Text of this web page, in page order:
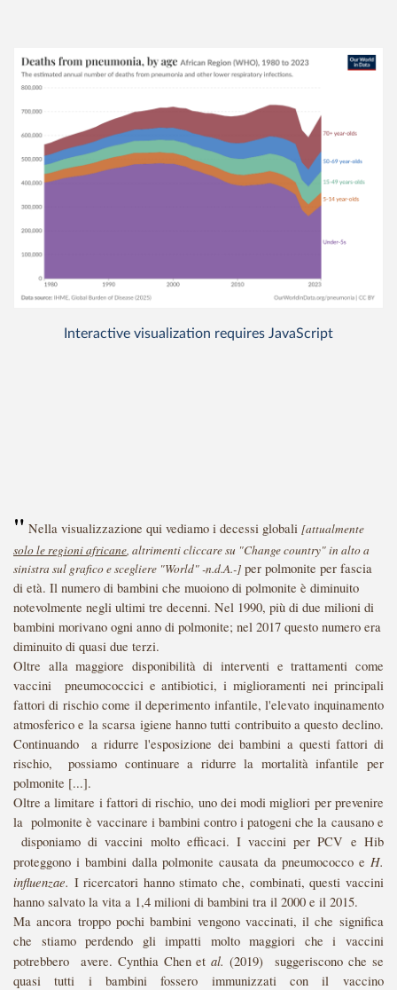
" Nella visualizzazione qui vediamo i decessi globali [attualmente
solo le regioni africane, altrimenti cliccare su "Change country" in alto a
sinistra sul grafico e scegliere "World" -n.d.A.-] per polmonite per fascia
di età. Il numero di bambini che muoiono di polmonite è diminuito
notevolmente negli ultimi tre decenni. Nel 1990, più di due milioni di
bambini morivano ogni anno di polmonite; nel 2017 questo numero era
diminuito di quasi due terzi.
Oltre alla maggiore disponibilità di interventi e trattamenti come
vaccini pneumococcici e antibiotici, i miglioramenti nei principali
fattori di rischio come il deperimento infantile, l'elevato inquinamento
atmosferico e la scarsa igiene hanno tutti contribuito a questo declino.
Continuando a ridurre l'esposizione dei bambini a questi fattori di
rischio, possiamo continuare a ridurre la mortalità infantile per
polmonite [...].
Oltre a limitare i fattori di rischio, uno dei modi migliori per prevenire
la polmonite è vaccinare i bambini contro i patogeni che la causano e
disponiamo di vaccini molto efficaci. I vaccini per PCV e Hib
proteggono i bambini dalla polmonite causata da pneumococco e H.
influenzae. I ricercatori hanno stimato che, combinati, questi vaccini
hanno salvato la vita a 1,4 milioni di bambini tra il 2000 e il 2015.
Ma ancora troppo pochi bambini vengono vaccinati, il che significa
che stiamo perdendo gli impatti molto maggiori che i vaccini
potrebbero avere. Cynthia Chen et al. (2019) suggeriscono che se
quasi tutti i bambini fossero immunizzati con il vaccino